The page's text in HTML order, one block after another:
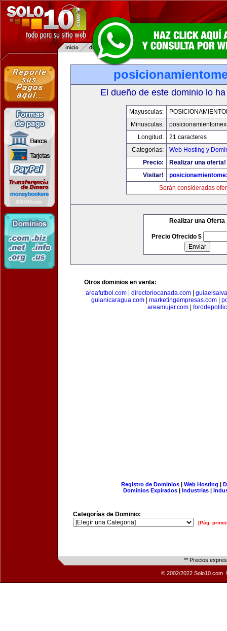
El dueño de este dominio lo
Mayusculas:
Minusculas:
Longitud:
21 caracteres
Categorias:
Web Hosting y
Precio:
Realizar una oferta!
Visitar!
Serán consideradas
Realizar una Oferta
Precio Ofrecido $
Otros dominios en venta:
areafutbol.com
directoriocanada.com
guianicaragua.com
marketingempresas.com
areamujer.com
Registro de Dominios| Web Hosting |
Dominios Expirados | Industrias |
Categorías de Dominio:
[Pág.
** Precios
© 2002/2022 Solo10.com